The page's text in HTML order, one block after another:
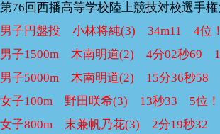
第76回西播高等学校陸上競技対校選手
男子円盤投 小林将純(3) 34m11 4位
男子1500m 木南明道(2) 4分02秒69
男子5000m 木南明道(2) 15分36秒58
女子100m 野田咲希(3) 13秒33 5位
女子800m 末兼帆乃花(3) 2分19秒32